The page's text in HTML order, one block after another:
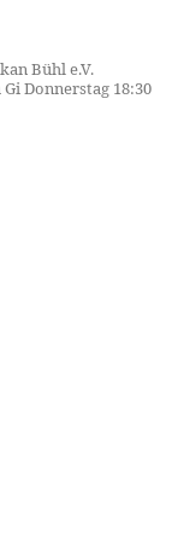
Bühl e.V.
Donnerstag 18:30